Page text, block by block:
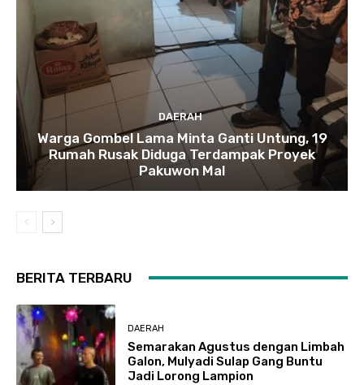
DAERAH
Warga Gombel Lama Minta Ganti Untung, 19
Rumah Rusak Diduga Terdampak Proyek
Pakuwon Mal
BERITA TERBARU
DAERAH
Semarakan Agustus dengan Limbah
Galon, Mulyadi Sulap Gang Buntu
Jadi Lorong Lampion